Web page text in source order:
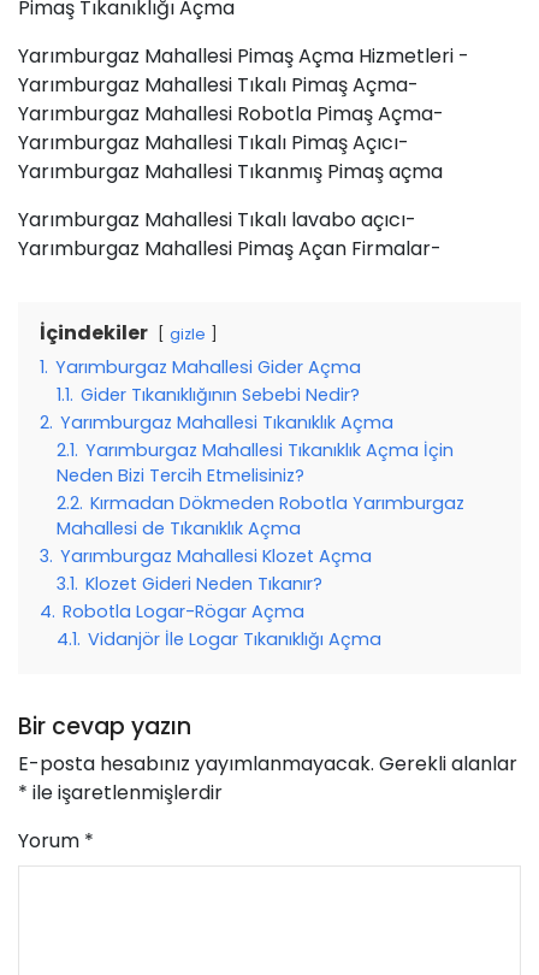
Pimaş Tıkanıklığı Açma
Yarımburgaz Mahallesi Pimaş Açma Hizmetleri -
Yarımburgaz Mahallesi Tıkalı Pimaş Açma-
Yarımburgaz Mahallesi Robotla Pimaş Açma-
Yarımburgaz Mahallesi Tıkalı Pimaş Açıcı-
Yarımburgaz Mahallesi Tıkanmış Pimaş açma
Yarımburgaz Mahallesi Tıkalı lavabo açıcı-
Yarımburgaz Mahallesi Pimaş Açan Firmalar-
İçindekiler gizle
1. Yarımburgaz Mahallesi Gider Açma
1.1. Gider Tıkanıklığının Sebebi Nedir?
2. Yarımburgaz Mahallesi Tıkanıklık Açma
2.1. Yarımburgaz Mahallesi Tıkanıklık Açma İçin
Neden Bizi Tercih Etmelisiniz?
2.2. Kırmadan Dökmeden Robotla Yarımburgaz
Mahallesi de Tıkanıklık Açma
3. Yarımburgaz Mahallesi Klozet Açma
3.1. Klozet Gideri Neden Tıkanır?
4. Robotla Logar-Rögar Açma
4.1. Vidanjör İle Logar Tıkanıklığı Açma
Bir cevap yazın
E-posta hesabınız yayımlanmayacak. Gerekli alanlar
* ile işaretlenmişlerdir
Yorum *